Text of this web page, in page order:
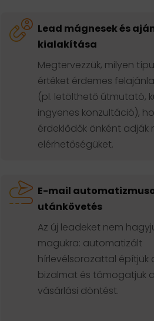
Lead mágnesek és
kialakítása
Megtervezzük, milyen
értéket érdemes
(pl. letölthető útmutató,
ingyenes konzultáció),
érdeklődők önként adják
elérhetőségüket.
E-mail
utánkövetés
Az új leadeket nem
magukra: automatizált
hírlevélsorozattal építjük
bizalmat és támogatjuk a
vásárlási döntést.